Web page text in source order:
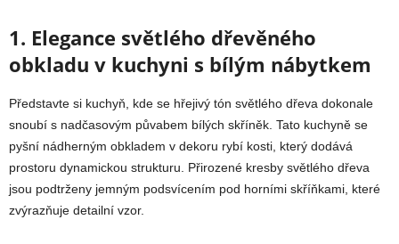
1. Elegance světlého dřevěného
obkladu v kuchyni s bílým nábytkem
Představte si kuchyň, kde se hřejivý tón světlého dřeva dokonale
snoubí s nadčasovým půvabem bílých skříněk. Tato kuchyně se
pyšní nádherným obkladem v dekoru rybí kosti, který dodává
prostoru dynamickou strukturu. Přirozené kresby světlého dřeva
jsou podtrženy jemným podsvícením pod horními skříňkami, které
zvýrazňuje detailní vzor.